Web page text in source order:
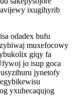
ixugihyrib
odadex bufu
muxefocowy
giqy fa
jo isup goca
jynetofy
yxuhecaqujog